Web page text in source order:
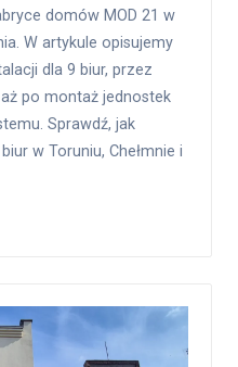
domów MOD 21 w
W artykule opisujemy
dla 9 biur, przez
po montaż jednostek
Sprawdź, jak
w Toruniu, Chełmnie i